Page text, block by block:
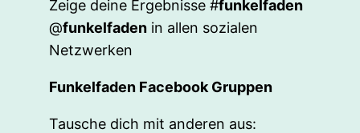
Zeige deine Ergebnisse #funkelfaden
@funkelfaden in allen sozialen
Netzwerken
Funkelfaden Facebook Gruppen
Tausche dich mit anderen aus: